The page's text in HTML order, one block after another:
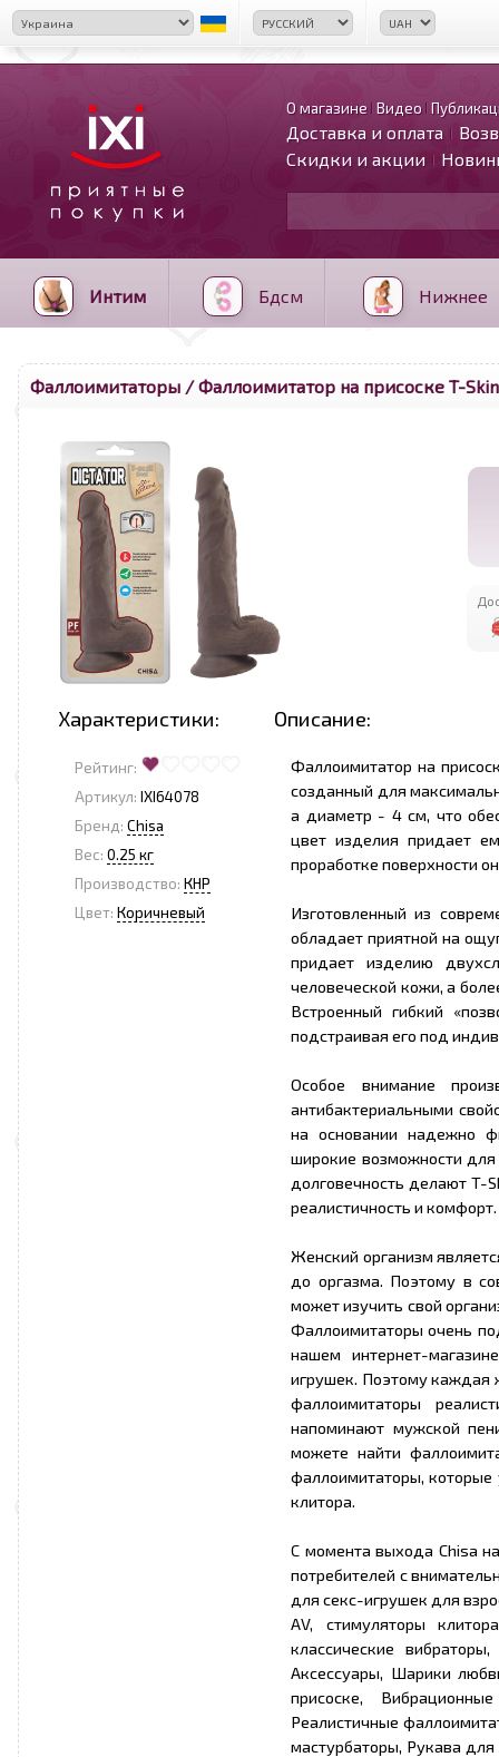
О магазине Видео
Доставка и оплата
Скидки и акции
Интим Бдсм Нижнее
Фаллоимитаторы / Фаллоимитатор на присоске T-
Характеристики: Описание:
Рейтинг:
Артикул: IXI64078
Бренд: Chisa
Вес: 0.25 кг
Производство: КНР
Цвет: Коричневый
Фаллоимитатор на
созданный для
а диаметр - 4 см, что
цвет изделия придает
проработке поверхности
Изготовленный из
обладает приятной на
придает изделию
человеческой кожи, а
Встроенный гибкий
подстраивая его под
Особое внимание
антибактериальными
на основании надежно
широкие возможности для
долговечность делают T-
реалистичность и комфорт.
Женский организм
до оргазма. Поэтому в
может изучить свой
Фаллоимитаторы очень
нашем интернет-
игрушек. Поэтому каждая
фаллоимитаторы
напоминают мужской
можете найти
фаллоимитаторы,
клитора.
С момента выхода Chisa
потребителей с
для секс-игрушек для
AV, стимуляторы
классические
Аксессуары, Шарики
присоске,
Реалистичные
мастурбаторы, Рукава